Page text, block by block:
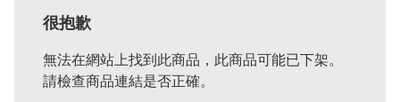
很抱歉
無法在網站上找到此商品，此商品可能已下架。
請檢查商品連結是否正確。